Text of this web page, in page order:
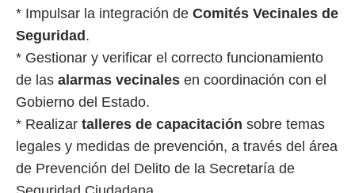
* Impulsar la integración de Comités Vecinales de
Seguridad .
* Gestionar y verificar el correcto funcionamiento
de las alarmas vecinales en coordinación con el
Gobierno del Estado.
* Realizar talleres de capacitación sobre temas
legales y medidas de prevención, a través del área
de Prevención del Delito de la Secretaría de